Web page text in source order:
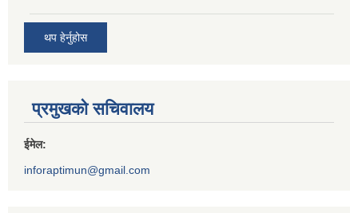
थप हेर्नुहोस
प्रमुखको सचिवालय
ईमेल:
inforaptimun@gmail.com